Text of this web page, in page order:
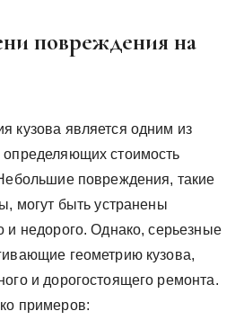
повреждения на
кузова является одним из
стоимость
повреждения, такие
могут быть устранены
и недорого. Однако, серьезные
геометрию кузова,
и дорогостоящего ремонта.
примеров: